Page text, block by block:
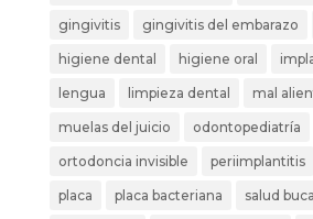
gingivitis gingivitis del embarazo
higiene dental higiene oral
lengua limpieza dental mal
muelas del juicio odontopediatría
ortodoncia invisible periimplantitis
placa placa bacteriana salud bucal